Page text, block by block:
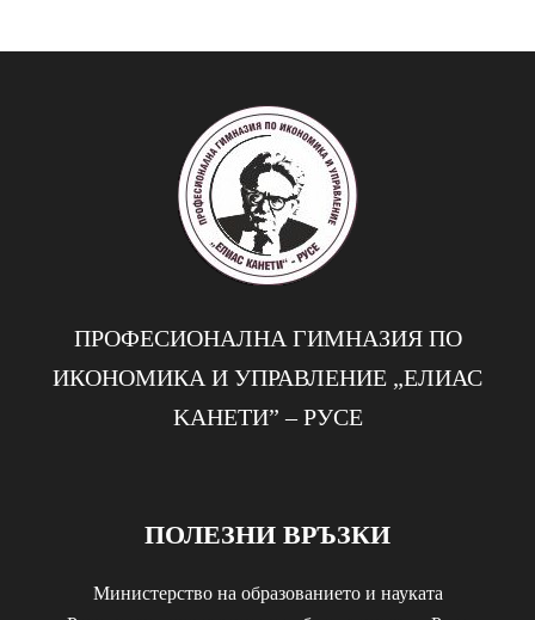
ПРОФЕСИОНАЛНА ГИМНАЗИЯ ПО
ИКОНОМИКА И УПРАВЛЕНИЕ „EЛИАС
KАНЕТИ” – РУСЕ
ПОЛЕЗНИ ВРЪЗКИ
Министерство на образованието и науката